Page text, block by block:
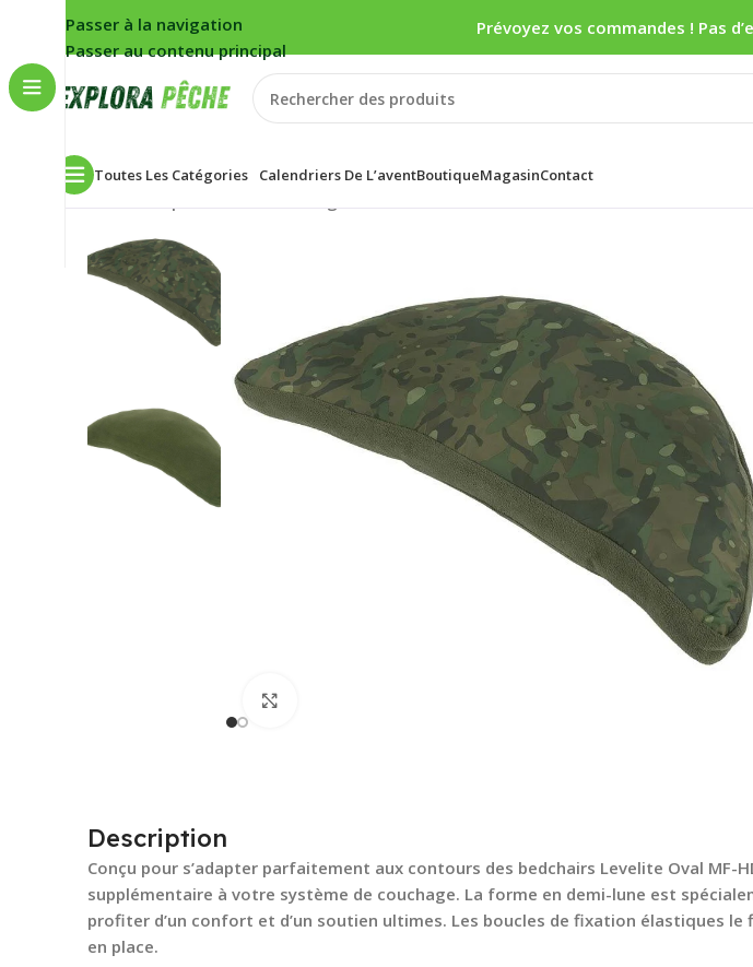
Passer à la navigation
Passer au contenu principal
Prévoyez vos commandes ! Pas
Toutes Les Catégories Calendriers De L’aventBoutiqueMagasinContact
Accueil
Description
Conçu pour s’adapter parfaitement aux contours des bedchairs Levelite Oval
supplémentaire à votre système de couchage. La forme en demi-lune est
profiter d’un confort et d’un soutien ultimes. Les boucles de fixation élastiques
en place.